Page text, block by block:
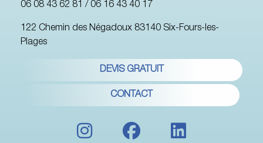
06 08 43 62 81 / 06 16 43 40 17
122 Chemin des Négadoux 83140 Six-Fours-les-
Plages
DEVIS GRATUIT
CONTACT
InstagramFacebookLinkedIn